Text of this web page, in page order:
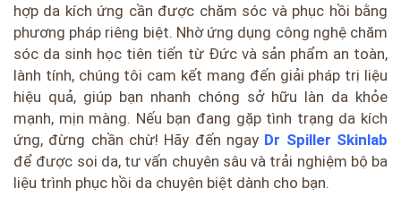
hợp da kích ứng cần được chăm sóc và phục hồi bằng
phương pháp riêng biệt. Nhờ ứng dụng công nghệ chăm
sóc da sinh học tiên tiến từ Đức và sản phẩm an toàn,
lành tính, chúng tôi cam kết mang đến giải pháp trị liệu
hiệu quả, giúp bạn nhanh chóng sở hữu làn da khỏe
mạnh, mịn màng. Nếu bạn đang gặp tình trạng da kích
ứng, đừng chần chừ! Hãy đến ngay Dr Spiller Skinlab
để được soi da, tư vấn chuyên sâu và trải nghiệm bộ ba
liệu trình phục hồi da chuyên biệt dành cho bạn.